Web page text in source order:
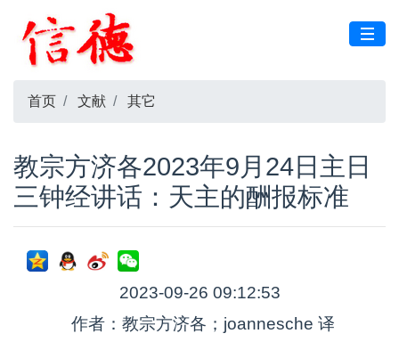
首页 文献 其它
教宗方济各2023年9月24日主日
三钟经讲话：天主的酬报标准
2023-09-26 09:12:53
作者：教宗方济各；joannesche 译